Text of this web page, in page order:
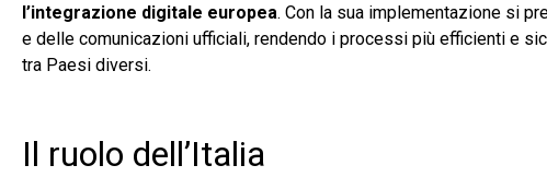
l’integrazione digitale europea. Con la sua implementazione si
e delle comunicazioni ufficiali, rendendo i processi più efficienti e
tra Paesi diversi.
Il ruolo dell’Italia